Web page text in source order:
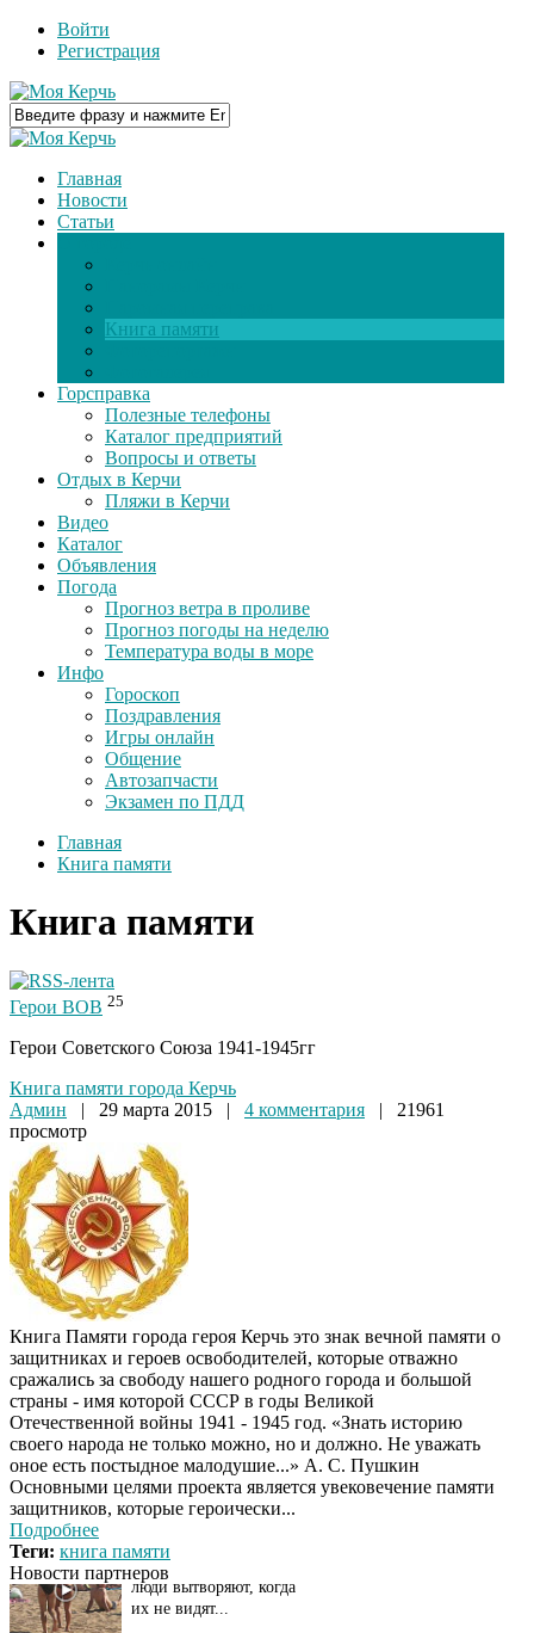
Войти
Регистрация
Главная
Новости
Статьи
Книга памяти
Горсправка
Полезные телефоны
Каталог предприятий
Вопросы и ответы
Отдых в Керчи
Пляжи в Керчи
Видео
Каталог
Объявления
Погода
Прогноз ветра в проливе
Прогноз погоды на неделю
Температура воды в море
Инфо
Гороскоп
Поздравления
Игры онлайн
Общение
Автозапчасти
Экзамен по ПДД
Главная
Книга памяти
Книга памяти
Герои ВОВ 25
Герои Советского Союза 1941-1945гг
Книга памяти города Керчь
Админ | 29 марта 2015 | 4 комментария | 21961
просмотр
Книга Памяти города героя Керчь это знак вечной памяти о
защитниках и героев освободителей, которые отважно
сражались за свободу нашего родного города и большой
страны - имя которой СССР в годы Великой
Отечественной войны 1941 - 1945 год. «Знать историю
своего народа не только можно, но и должно. Не уважать
оное есть постыдное малодушие...» А. С. Пушкин
Основными целями проекта является увековечение памяти
защитников, которые героически...
Подробнее
Теги: книга памяти
Новости партнеров
Скрытая камера на
пляже Крыма: Что
их не видят...
Ролик длится